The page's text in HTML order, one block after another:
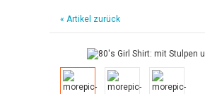
« Artikel zurück